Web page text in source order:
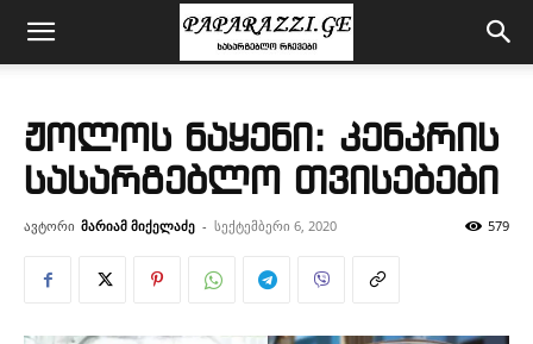
ჟოლოს ნაყენი: კენკრის
სასარგებლო თვისებები
ავტორი მარიამ მიქელაძე - სექტემბერი 6, 2020 579